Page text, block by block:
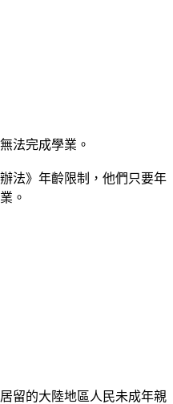
法完成學業。
法》年齡限制，他們只要年
。
留的大陸地區人民未成年親